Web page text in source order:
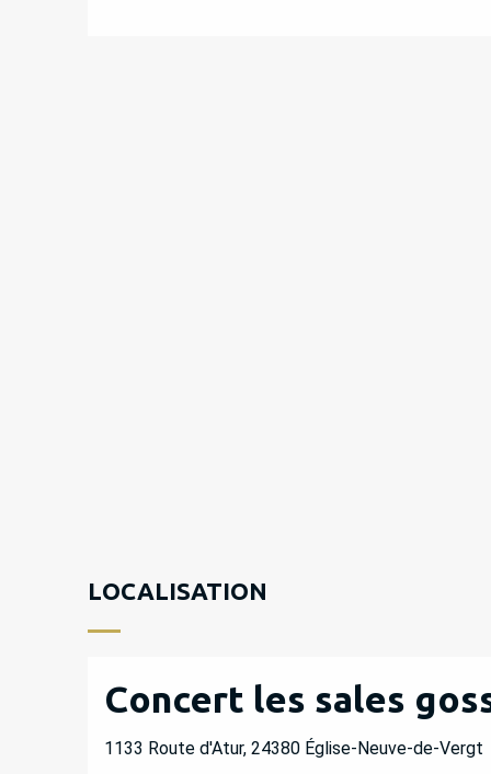
LOCALISATION
Concert les sales
1133 Route d'Atur, 24380 Église-Neuve-de-Vergt